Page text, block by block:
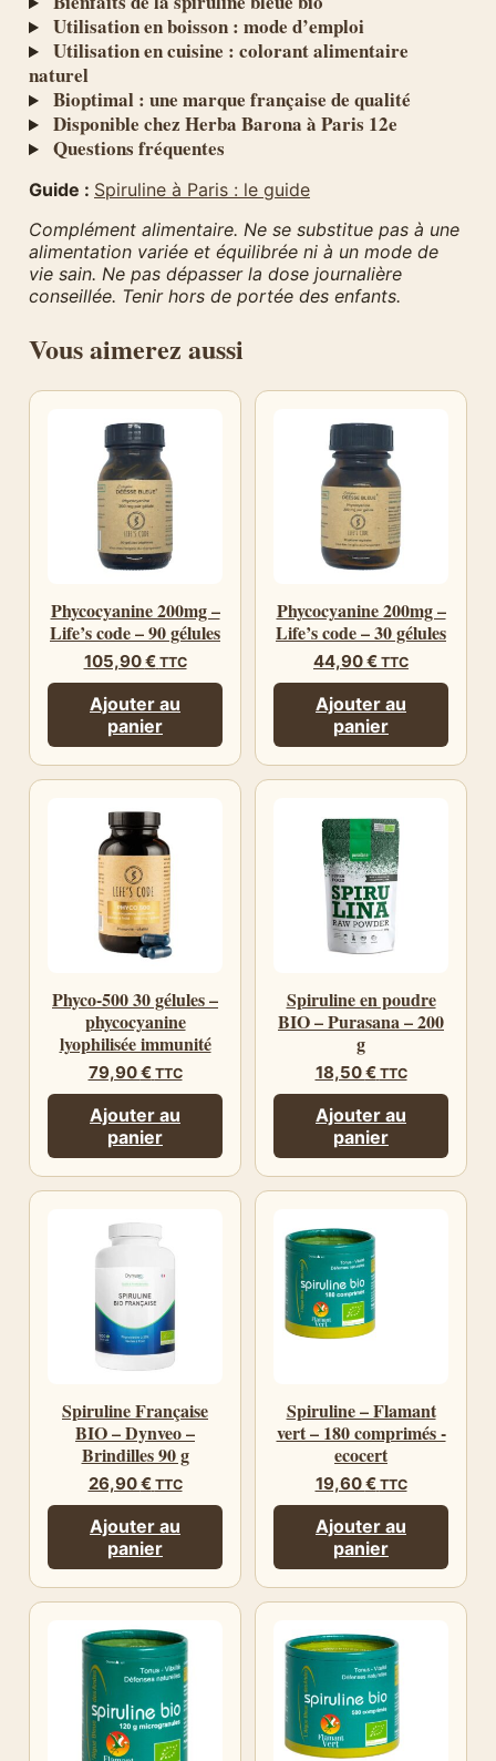
Utilisation en boisson : mode d’emploi
Utilisation en cuisine : colorant alimentaire
naturel
Bioptimal : une marque française de qualité
Disponible chez Herba Barona à Paris 12e
Questions fréquentes
Guide : Spiruline à Paris : le guide
Complément alimentaire. Ne se substitue pas à une
alimentation variée et équilibrée ni à un mode de
vie sain. Ne pas dépasser la dose journalière
conseillée. Tenir hors de portée des enfants.
Vous aimerez aussi
Phycocyanine 200mg –
Life’s code – 90 gélules
105,90€ TTC
Ajouter au
panier
Phycocyanine 200mg –
Life’s code – 30 gélules
44,90€ TTC
Ajouter au
panier
Phyco-500 30 gélules –
phycocyanine
lyophilisée immunité
79,90€ TTC
Ajouter au
panier
Spiruline en poudre
BIO – Purasana – 200
g
18,50€ TTC
Ajouter au
panier
Spiruline Française
BIO – Dynveo –
Brindilles 90 g
26,90€ TTC
Ajouter au
panier
Spiruline – Flamant
vert – 180 comprimés -
ecocert
19,60€ TTC
Ajouter au
panier